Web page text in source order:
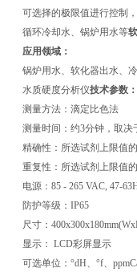
可选择的极限值进行控制
循环冷却水、 锅炉用水等
应用领域：
锅炉用水、软化器出水、
水质硬度分析仪技术参数：
测量方法：滴定比色法
测量时间：约3分钟，取决
精确性：所选试剂上限值的
重复性：所选试剂上限值的
电源： 85 - 265 VAC, 47-
防护等级： IP65
尺寸：
显示： LCD彩屏显示
可选单位： °dH、°f、